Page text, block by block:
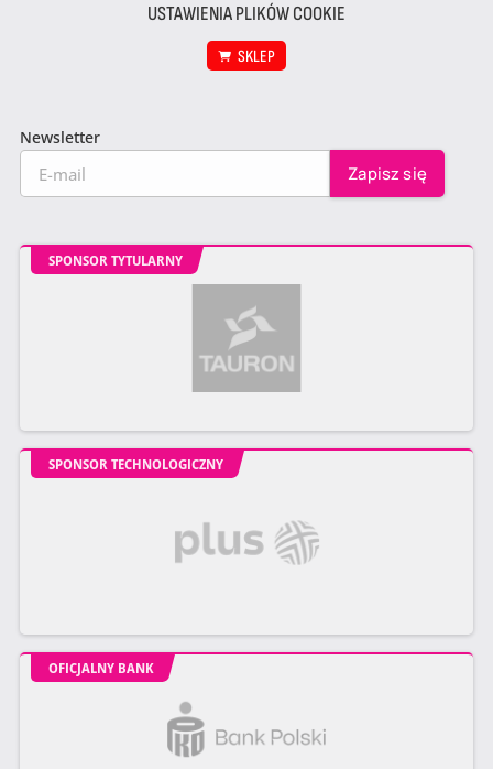
USTAWIENIA PLIKÓW COOKIE
SKLEP
Newsletter
SPONSOR TYTULARNY
SPONSOR TECHNOLOGICZNY
OFICJALNY BANK